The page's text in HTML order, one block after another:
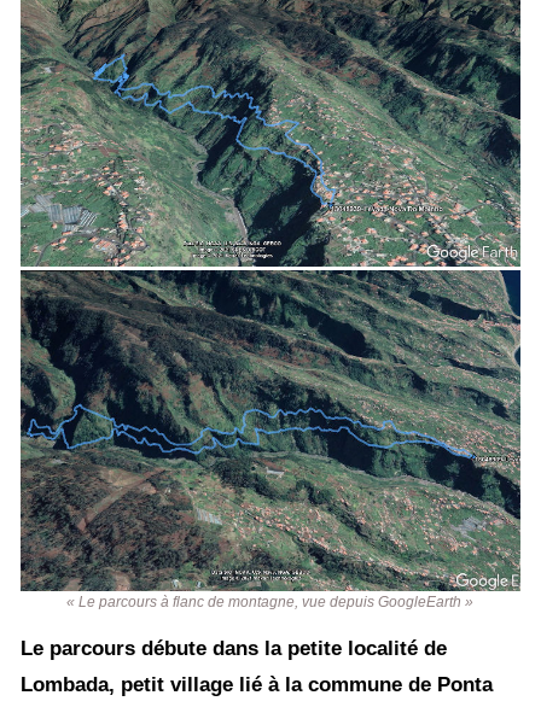
« Le parcours à flanc de montagne, vue depuis GoogleEarth »
Le parcours débute dans la petite localité de
Lombada, petit village lié à la commune de Ponta